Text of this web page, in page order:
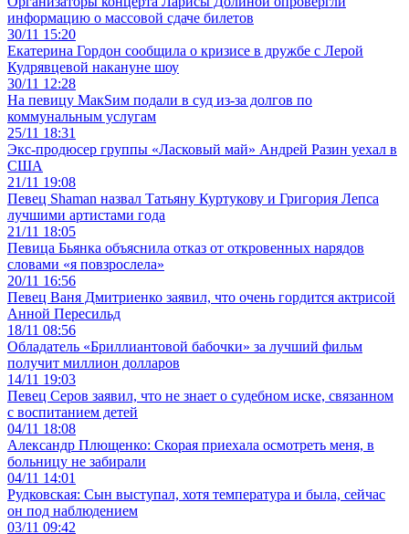
информацию о массовой сдаче билетов
30/11 15:20
Екатерина Гордон сообщила о кризисе в дружбе с Лерой
Кудрявцевой накануне шоу
30/11 12:28
На певицу МакSим подали в суд из‑за долгов по
коммунальным услугам
25/11 18:31
Экс‑продюсер группы «Ласковый май» Андрей Разин уехал в
США
21/11 19:08
Певец Shaman назвал Татьяну Куртукову и Григория Лепса
лучшими артистами года
21/11 18:05
Певица Бьянка объяснила отказ от откровенных нарядов
словами «я повзрослела»
20/11 16:56
Певец Ваня Дмитриенко заявил, что очень гордится актрисой
Анной Пересильд
18/11 08:56
Обладатель «Бриллиантовой бабочки» за лучший фильм
получит миллион долларов
14/11 19:03
Певец Серов заявил, что не знает о судебном иске, связанном
с воспитанием детей
04/11 18:08
Александр Плющенко: Скорая приехала осмотреть меня, в
больницу не забирали
04/11 14:01
Рудковская: Сын выступал, хотя температура и была, сейчас
он под наблюдением
03/11 09:42